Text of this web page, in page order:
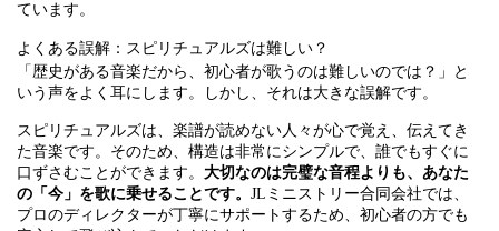
ています。
よくある誤解：スピリチュアルズは難しい？
「歴史がある音楽だから、初心者が歌うのは難しいのでは？」と
いう声をよく耳にします。しかし、それは大きな誤解です。
スピリチュアルズは、楽譜が読めない人々が心で覚え、伝えてき
た音楽です。そのため、構造は非常にシンプルで、誰でもすぐに
口ずさむことができます。 大切なのは完璧な音程よりも、あなた
の「今」を歌に乗せることです。 JLミニストリー合同会社では、
プロのディレクターが丁寧にサポートするため、初心者の方でも